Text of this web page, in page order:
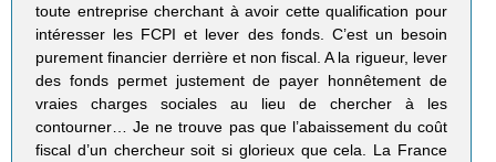
toute entreprise cherchant à avoir cette qualification pour
intéresser les FCPI et lever des fonds. C’est un besoin
purement financier derrière et non fiscal. A la rigueur, lever
des fonds permet justement de payer honnêtement de
vraies charges sociales au lieu de chercher à les
contourner… Je ne trouve pas que l’abaissement du coût
fiscal d’un chercheur soit si glorieux que cela. La France